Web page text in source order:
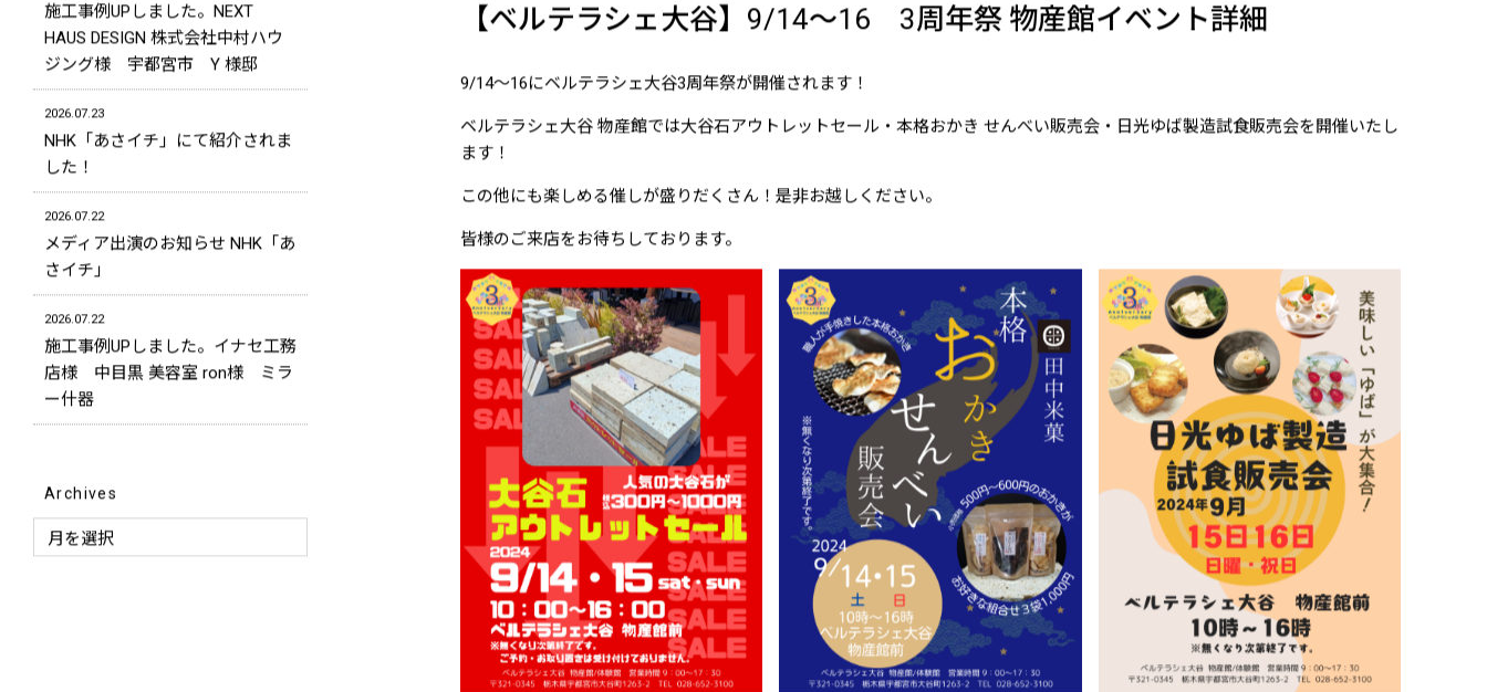
【ベルテラシェ大谷】9/14～16 3周年祭 物産館イベント詳細
9/14～16にベルテラシェ大谷3周年祭が開催されます！
ベルテラシェ大谷 物産館では大谷石アウトレットセール・本格おかき せんべい販売会・日光ゆば製造試食販売会を開催いたし
ます！
この他にも楽しめる催しが盛りだくさん！是非お越しください。
皆様のご来店をお待ちしております。
施工事例UPしました。NEXT
HAUS DESIGN 株式会社中村ハウ
ジング様 宇都宮市 Y 様邸
2026.07.23
NHK「あさイチ」にて紹介されま
した！
2026.07.22
メディア出演のお知らせ NHK「あ
さイチ」
2026.07.22
施工事例UPしました。イナセ工務
店様 中目黒 美容室 ron様 ミラ
ー什器
Archives